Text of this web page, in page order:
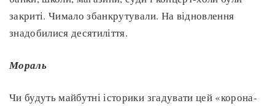
закриті. Чимало збанкрутували. На відновлення
знадобилися десятиліття.
Мораль
Чи будуть майбутні історики згадувати цей «корона-